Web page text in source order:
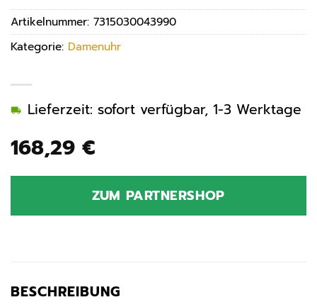
168,29 €
Lieferzeit: sofort verfügbar, 1-3 Werktage
ZUM PARTNERSHOP
Artikelnummer: 7315030043990
Kategorie: Damenuhr
BESCHREIBUNG